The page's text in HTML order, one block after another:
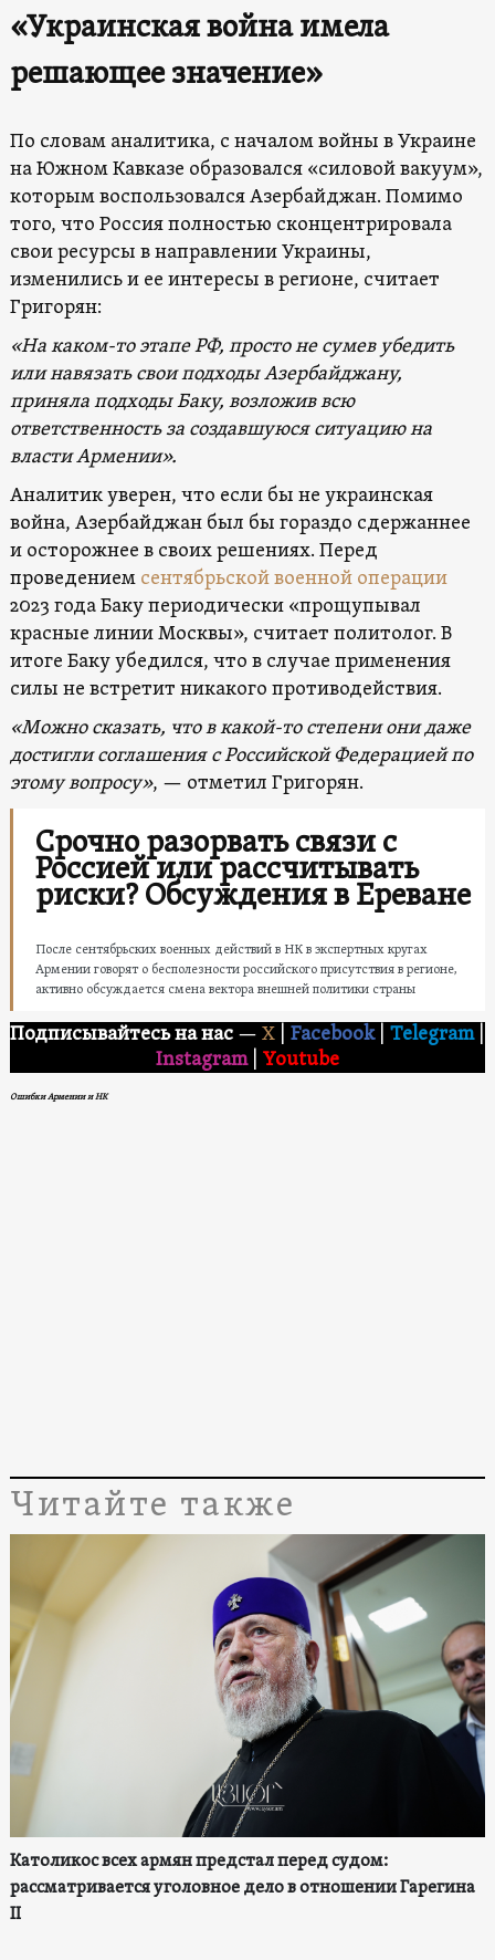
«Украинская война имела
решающее значение»
По словам аналитика, с началом войны в Украине
на Южном Кавказе образовался «силовой вакуум»,
которым воспользовался Азербайджан. Помимо
того, что Россия полностью сконцентрировала
свои ресурсы в направлении Украины,
изменились и ее интересы в регионе, считает
Григорян:
«На каком-то этапе РФ, просто не сумев убедить
или навязать свои подходы Азербайджану,
приняла подходы Баку, возложив всю
ответственность за создавшуюся ситуацию на
власти Армении».
Аналитик уверен, что если бы не украинская
война, Азербайджан был бы гораздо сдержаннее
и осторожнее в своих решениях. Перед
проведением сентябрьской военной операции
2023 года Баку периодически «прощупывал
красные линии Москвы», считает политолог. В
итоге Баку убедился, что в случае применения
силы не встретит никакого противодействия.
«Можно сказать, что в какой-то степени они даже
достигли соглашения с Российской Федерацией по
этому вопросу», — отметил Григорян.
Срочно разорвать связи с
Россией или рассчитывать
риски? Обсуждения в Ереване
После сентябрьских военных действий в НК в экспертных кругах
Армении говорят о бесполезности российского присутствия в регионе,
активно обсуждается смена вектора внешней политики страны
Подписывайтесь на нас — X Facebook Telegram|
Instagram
Youtube
Ошибки Армении и НК
Читайте также
Католикос всех армян предстал перед судом:
рассматривается уголовное дело в отношении Гарегина
II